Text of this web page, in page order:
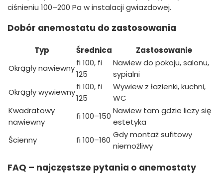
ciśnieniu 100–200 Pa w instalacji gwiazdowej.
Dobór anemostatu do zastosowania
Typ Średnica
Zastosowanie
Okrągły nawiewny
fi 100, fi
125
Nawiew do pokoju, salonu,
sypialni
Okrągły wywiewny
fi 100, fi
125
Wywiew z łazienki, kuchni,
WC
Kwadratowy
nawiewny
fi 100–150
Nawiew tam gdzie liczy się
estetyka
Ścienny
fi 100–160
Gdy montaż sufitowy
niemożliwy
FAQ – najczęstsze pytania o anemostaty